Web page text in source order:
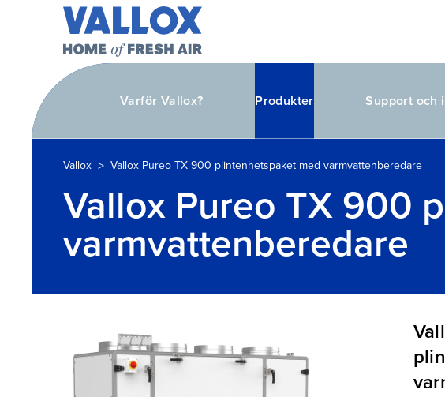
Varför Vallox? Produkter Support och
Vallox > Vallox Pureo TX 900 plintenhetspaket med varmvattenberedare
Vallox Pureo TX 900
varmvattenberedare